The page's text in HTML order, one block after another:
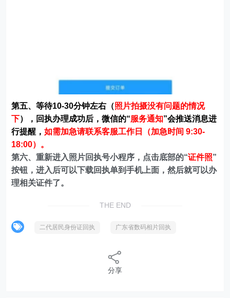
第五、等待10-30分钟左右（照片拍摄没有问题的情况
下），回执办理成功后，微信的“服务通知”会推送消息进
行提醒，如需加急请联系客服工作日（加急时间 9:30-
18:00）。
第六、重新进入照片回执号小程序，点击底部的“证件照”
按钮，进入后可以下载回执单到手机上面，然后就可以办
理相关证件了。
THE END
二代居民身份证回执 广东省数码相片回执
分享